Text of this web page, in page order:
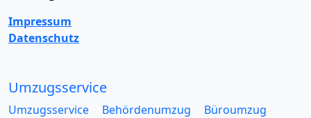
Impressum
Datenschutz
Umzugsservice
Umzugsservice Behördenumzug
Büroumzug